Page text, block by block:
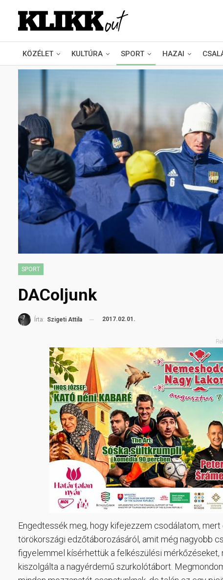
KÖZÉLET KULTÚRA SPORT HAZAI
SPORT
DAColjunk
Írta: Szigeti Attila 2017.02.01.
Engedtessék meg, hogy kifejezzem csodálatom,
törökországi edzőtáborozásáról, amit még nagyobb
figyelemmel kísérhettük a felkészülési
kiszolgálta a nagyérdemű szurkolótábort.